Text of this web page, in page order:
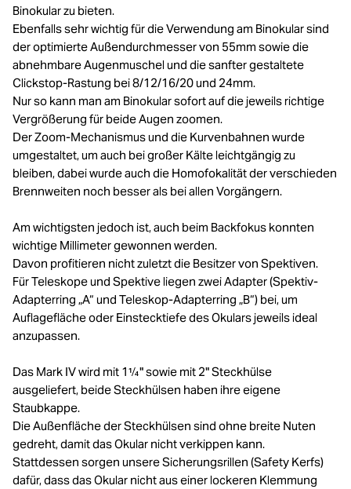
Binokular zu bieten.
Ebenfalls sehr wichtig für die Verwendung am Binokular sind
der optimierte Außendurchmesser von 55mm sowie die
abnehmbare Augenmuschel und die sanfter gestaltete
Clickstop-Rastung bei 8/12/16/20 und 24mm.
Nur so kann man am Binokular sofort auf die jeweils richtige
Vergrößerung für beide Augen zoomen.
Der Zoom-Mechanismus und die Kurvenbahnen wurde
umgestaltet, um auch bei großer Kälte leichtgängig zu
bleiben, dabei wurde auch die Homofokalität der verschieden
Brennweiten noch besser als bei allen Vorgängern.
Am wichtigsten jedoch ist, auch beim Backfokus konnten
wichtige Millimeter gewonnen werden.
Davon profitieren nicht zuletzt die Besitzer von Spektiven.
Für Teleskope und Spektive liegen zwei Adapter (Spektiv-
Adapterring „A“ und Teleskop-Adapterring „B“) bei, um
Auflagefläche oder Einstecktiefe des Okulars jeweils ideal
anzupassen.
Das Mark IV wird mit 1¼" sowie mit 2" Steckhülse
ausgeliefert, beide Steckhülsen haben ihre eigene
Staubkappe.
Die Außenfläche der Steckhülsen sind ohne breite Nuten
gedreht, damit das Okular nicht verkippen kann.
Stattdessen sorgen unsere Sicherungsrillen (Safety Kerfs)
dafür, dass das Okular nicht aus einer lockeren Klemmung